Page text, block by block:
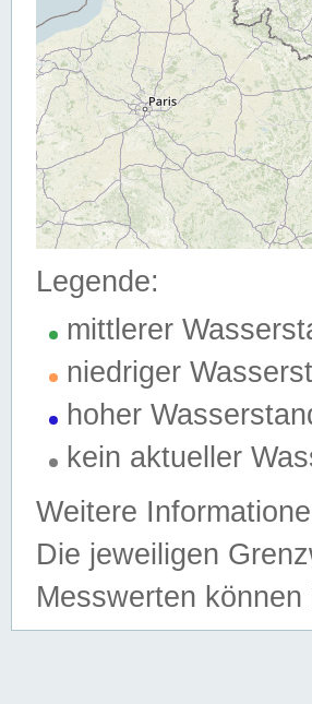
Legende:
mittlerer
niedriger
hoher
kein aktueller
Weitere
Die jeweiligen
Messwerten können